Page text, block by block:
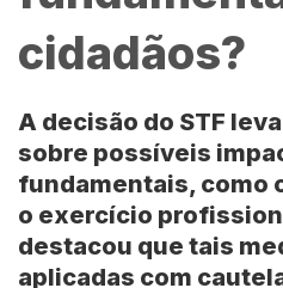
cidadãos?
A decisão do STF
sobre possíveis
fundamentais, como
o exercício
destacou que tais
aplicadas com